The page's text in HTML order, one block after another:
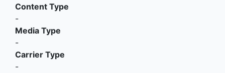
Content Type
-
Media Type
-
Carrier Type
-